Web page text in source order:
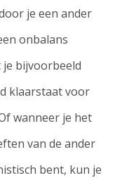
je een ander
onbalans
je bijvoorbeeld
klaarstaat voor
wanneer je het
van de ander
bent, kun je